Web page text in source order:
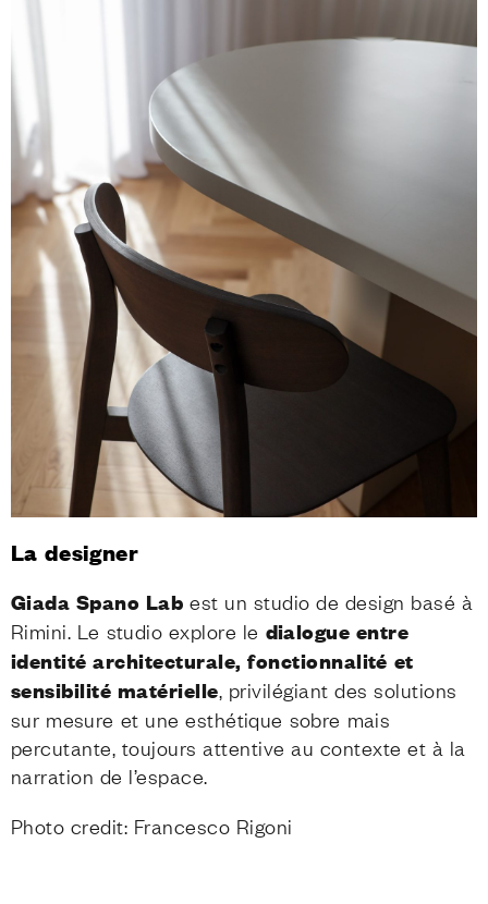
La designer
Giada Spano Lab est un studio de design basé à
Rimini. Le studio explore le dialogue entre
identité architecturale, fonctionnalité et
sensibilité matérielle, privilégiant des solutions
sur mesure et une esthétique sobre mais
percutante, toujours attentive au contexte et à la
narration de l’espace.
Photo credit: Francesco Rigoni